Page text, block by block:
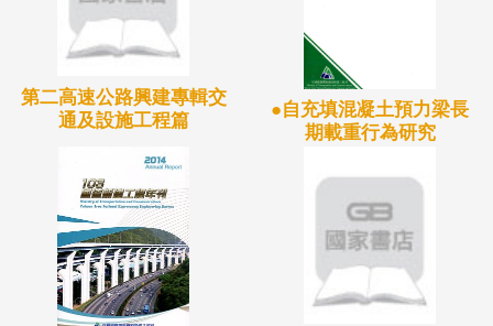
第二高速公路興建專輯交
通及設施工程篇
●自充填混凝土預力梁長
期載重行為研究